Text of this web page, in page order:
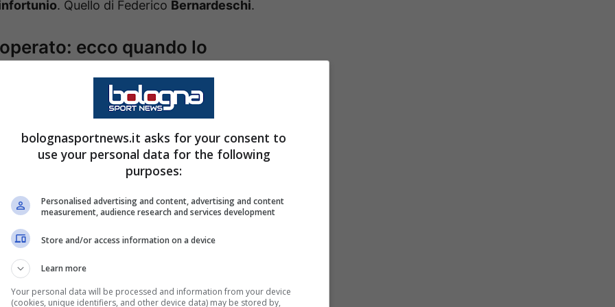
. Quello di Federico Bernardeschi.
ecco quando lo
viveva il suo momento migliore, Federico
. Nella semifinale di Supercoppa
per un brutto colpa alla spalla e non ha
in Italia e ha goduto di un giorno di
volta atterrato, si è recatoa Sassuolo con il
dal dottor Giuseppe Porcellini e l’intervento
bolognasportnews.it asks for your consent to
use your personal data for the following
purposes:
Personalised advertising and content, advertising and content
measurement, audience research and services development
Store and/or access information on a device
Learn more
Your personal data will be processed and information from your device
(cookies, unique identifiers, and other device data) may be stored by,